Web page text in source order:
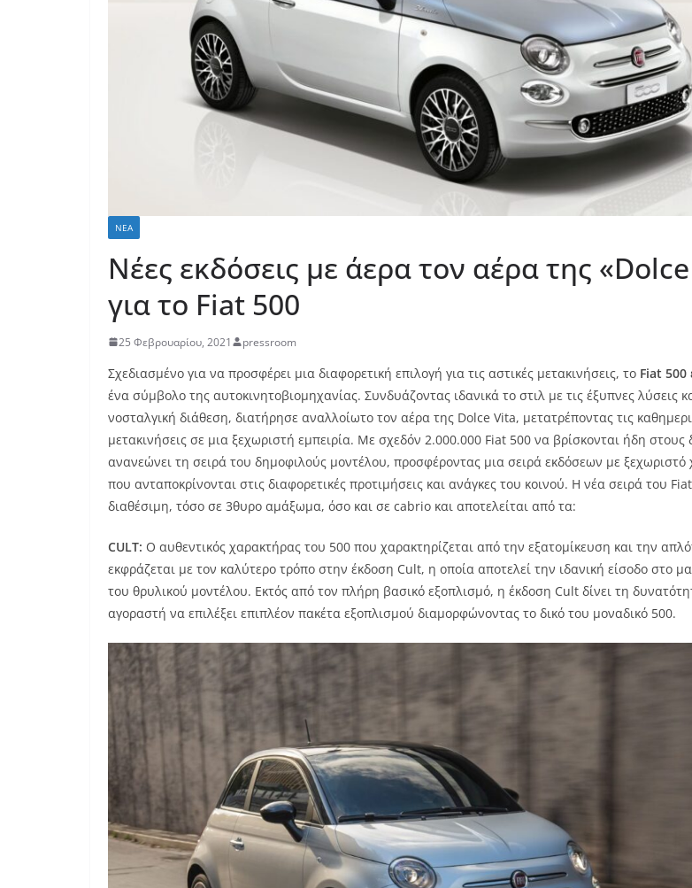
ΝΈΑ
Νέες εκδόσεις με άερα τον αέρα της
για το Fiat 500
25 Φεβρουαρίου, 2021 pressroom
Σχεδιασμένο για να προσφέρει μια διαφορετική επιλογή για τις αστικές μετακινήσεις, το Fiat 500
ένα σύμβολο της αυτοκινητοβιομηχανίας. Συνδυάζοντας ιδανικά το στιλ με τις έξυπνες λύσεις
νοσταλγική διάθεση, διατήρησε αναλλοίωτο τον αέρα της Dolce Vita, μετατρέποντας τις
μετακινήσεις σε μια ξεχωριστή εμπειρία. Με σχεδόν 2.000.000 Fiat 500 να βρίσκονται ήδη
ανανεώνει τη σειρά του δημοφιλούς μοντέλου, προσφέροντας μια σειρά εκδόσεων με ξεχωριστό
που ανταποκρίνονται στις διαφορετικές προτιμήσεις και ανάγκες του κοινού. Η νέα σειρά του Fiat
διαθέσιμη, τόσο σε 3θυρο αμάξωμα, όσο και σε cabrio και αποτελείται από τα:
CULT: Ο αυθεντικός χαρακτήρας του 500 που χαρακτηρίζεται από την εξατομίκευση και την
εκφράζεται με τον καλύτερο τρόπο στην έκδοση Cult, η οποία αποτελεί την ιδανική είσοδο στο
του θρυλικού μοντέλου. Εκτός από τον πλήρη βασικό εξοπλισμό, η έκδοση Cult δίνει τη
αγοραστή να επιλέξει επιπλέον πακέτα εξοπλισμού διαμορφώνοντας το δικό του μοναδικό 500.